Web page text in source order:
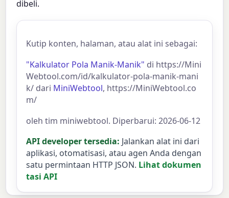
dibeli.
Kutip konten, halaman, atau alat ini sebagai:
"Kalkulator Pola Manik-Manik" di https://Mini
Webtool.com/id/kalkulator-pola-manik-mani
k/ dari MiniWebtool, https://MiniWebtool.co
m/
oleh tim miniwebtool. Diperbarui: 2026-06-12
API developer tersedia: Jalankan alat ini dari
aplikasi, otomatisasi, atau agen Anda dengan
satu permintaan HTTP JSON. Lihat dokumen
tasi API